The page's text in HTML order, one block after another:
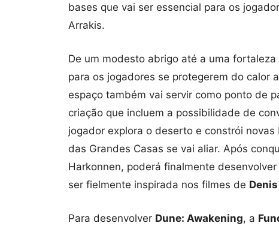
bases que vai ser essencial para os
Arrakis.
De um modesto abrigo até a uma
para os jogadores se protegerem do calor
espaço também vai servir como ponto de
criação que incluem a possibilidade de
jogador explora o deserto e constrói
das Grandes Casas se vai aliar. Após
Harkonnen, poderá finalmente
ser fielmente inspirada nos filmes de
Para desenvolver Dune: Awakening, a